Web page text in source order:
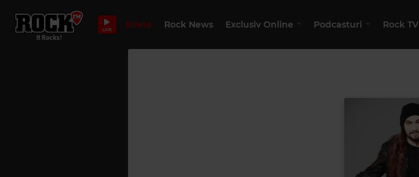
LIVE Bilete Rock News Exclusiv Online Podcasturi Rock TV